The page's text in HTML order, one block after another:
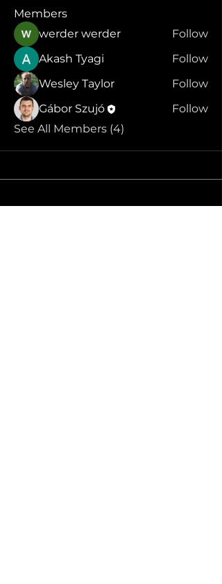
Members
werder werder
Follow
Akash Tyagi
Follow
Wesley Taylor
Follow
Gábor Szujó
Follow
See All Members (4)